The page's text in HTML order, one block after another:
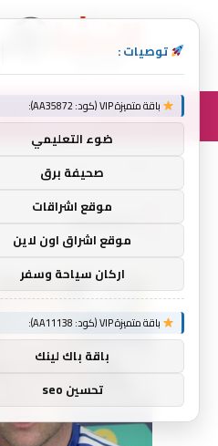
أخبار الرياضة
شانكلاند
شانكلاند
توصيات :
باقة متميزة VIP (كود: AA35872):
ضوء التعليمي
صحيفة برق
موقع اشراقات
موقع اشراق اون لاين
اركان سياحة وسفر
باقة متميزة VIP (كود: AA11138):
باقة باك لينك
تحسين seo